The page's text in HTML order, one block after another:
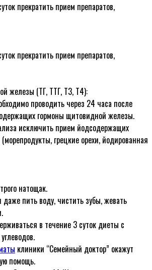
прекратить прием препаратов,
прекратить прием препаратов,
железы (ТГ, ТТГ, Т3, Т4):
проводить через 24 часа после
гормоны щитовидной железы.
исключить прием йодсодержащих
грецкие орехи, йодированная
натощак.
даже пить воду, чистить зубы, жевать
в течение 3 суток диеты с
клиники “Семейный доктор” окажут
помощь.ᅠᅠ